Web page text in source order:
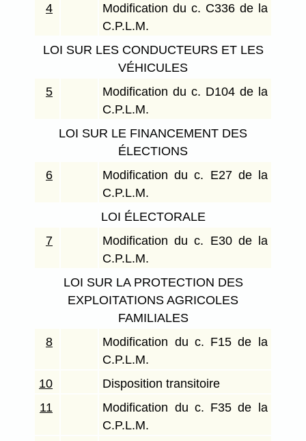
4
Modification du c. C336 de la
C.P.L.M.
LOI SUR LES CONDUCTEURS ET LES
VÉHICULES
5
Modification du c. D104 de la
C.P.L.M.
LOI SUR LE FINANCEMENT DES
ÉLECTIONS
6
Modification du c. E27 de la
C.P.L.M.
LOI ÉLECTORALE
7
Modification du c. E30 de la
C.P.L.M.
LOI SUR LA PROTECTION DES
EXPLOITATIONS AGRICOLES
FAMILIALES
8
Modification du c. F15 de la
C.P.L.M.
10
Disposition transitoire
11
Modification du c. F35 de la
C.P.L.M.